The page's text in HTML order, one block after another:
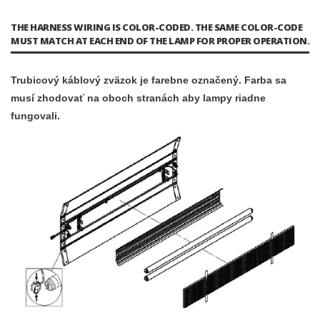
THE HARNESS WIRING IS COLOR-CODED. THE SAME COLOR-CODE
MUST MATCH AT EACH END OF THE LAMP FOR PROPER OPERATION.
Trubicový káblový zväzok je farebne označený. Farba sa
musí zhodovať na oboch stranách aby lampy riadne
fungovali.